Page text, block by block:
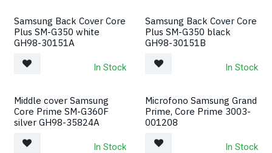
Samsung Back Cover Core
Plus SM-G350 white
GH98-30151A
In Stock
Samsung Back Cover Core
Plus SM-G350 black
GH98-30151B
In Stock
Middle cover Samsung
Core Prime SM-G360F
silver GH98-35824A
In Stock
Microfono Samsung Grand
Prime, Core Prime 3003-
001208
In Stock